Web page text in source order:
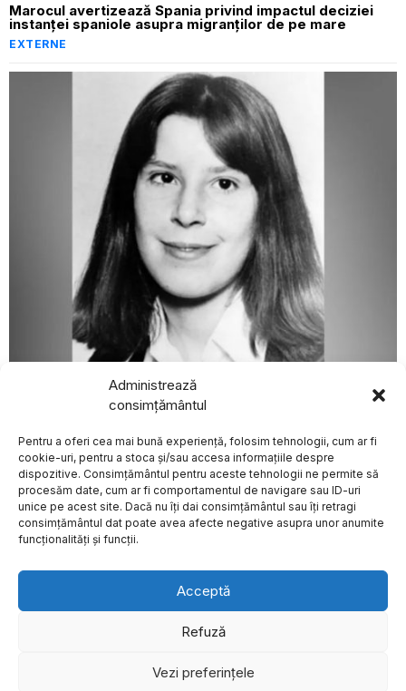
Administrează
consimțământul
Pentru a oferi cea mai bună experiență, folosim tehnologii, cum ar fi
cookie-uri, pentru a stoca și/sau accesa informațiile despre
dispozitive. Consimțământul pentru aceste tehnologii ne permite să
procesăm date, cum ar fi comportamentul de navigare sau ID-uri
unice pe acest site. Dacă nu îți dai consimțământul sau îți retragi
consimțământul dat poate avea afecte negative asupra unor anumite
funcționalități și funcții.
Acceptă
Refuză
Vezi preferințele
Marocul avertizează Spania privind impactul deciziei
instanței spaniole asupra migranților de pe mare
EXTERNE
Poliția britanică reia ancheta în cazul dispariției unei
EXTERNE
Despre Politica de Confidențialitate Termeni și Conditii
Contact
Cookies
- Toate drepturile sunt rezervate.
BREAKING NEWS
Intervenție a
polițiștilor rutieri
pentru salvarea unui
tânăr care s-a
autoincendiat
Marți seară, polițiștii de la
Serviciul Rutier au
intervenit pentru
Bilanțul cutremurelor
din Venezuela
depășește 1.900 de
morți, zeci de mii de
persoane sunt date
cele două cutremure